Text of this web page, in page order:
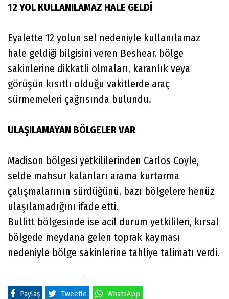
12 YOL KULLANILAMAZ HALE GELDİ
Eyalette 12 yolun sel nedeniyle kullanılamaz
hale geldiği bilgisini veren Beshear, bölge
sakinlerine dikkatli olmaları, karanlık veya
görüşün kısıtlı olduğu vakitlerde araç
sürmemeleri çağrısında bulundu.
ULAŞILAMAYAN BÖLGELER VAR
Madison bölgesi yetkililerinden Carlos Coyle,
selde mahsur kalanları arama kurtarma
çalışmalarının sürdüğünü, bazı bölgelere henüz
ulaşılamadığını ifade etti.
Bullitt bölgesinde ise acil durum yetkilileri, kırsal
bölgede meydana gelen toprak kayması
nedeniyle bölge sakinlerine tahliye talimatı verdi.
Paylaş Tweetle WhatsApp